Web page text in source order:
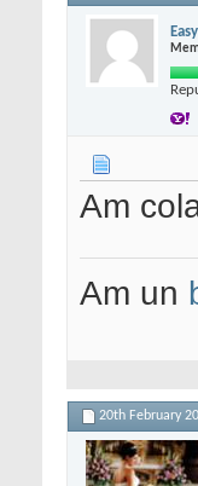
Easy
Am
Am un
20th February